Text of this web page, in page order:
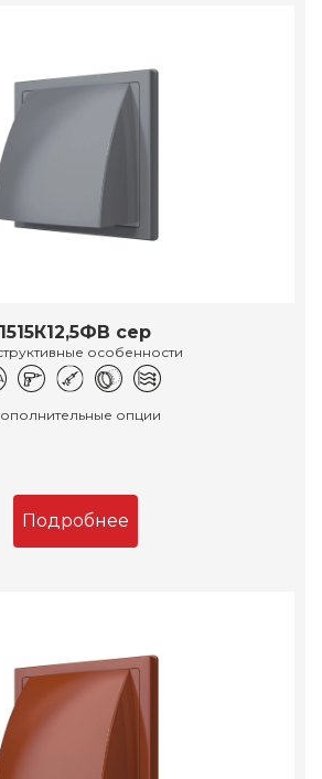
1515К12,5ФВ сер
особенности
опции
Подробнее